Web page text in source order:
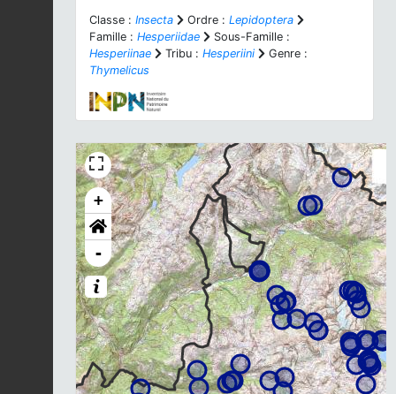
Classe : Insecta Ordre : Lepidoptera
Famille : Hesperiidae
Sous-Famille :
Hesperiinae
Tribu : Hesperiini
Genre :
Thymelicus
+
-